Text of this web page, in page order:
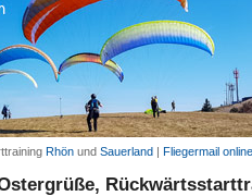
Rhön und Sauerland | Fliegermail